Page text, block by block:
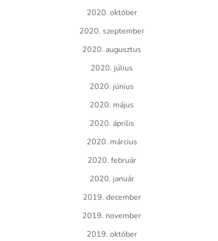
2020. október
2020. szeptember
2020. augusztus
2020. július
2020. június
2020. május
2020. április
2020. március
2020. február
2020. január
2019. december
2019. november
2019. október